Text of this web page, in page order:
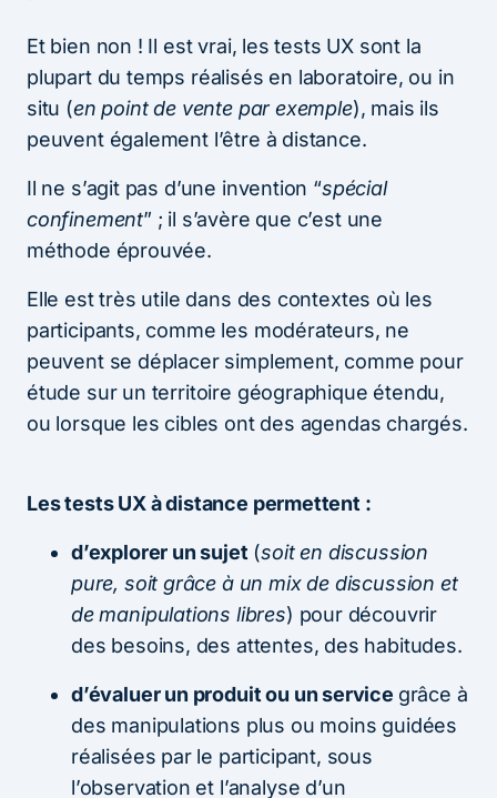
Et bien non ! Il est vrai, les tests UX sont la
plupart du temps réalisés en laboratoire, ou in
situ (en point de vente par exemple), mais ils
peuvent également l’être à distance.
Il ne s’agit pas d’une invention “spécial
confinement” ; il s’avère que c’est une
méthode éprouvée.
Elle est très utile dans des contextes où les
participants, comme les modérateurs, ne
peuvent se déplacer simplement, comme pour
étude sur un territoire géographique étendu,
ou lorsque les cibles ont des agendas chargés.
Les tests UX à distance permettent :
d’explorer un sujet (soit en discussion
pure, soit grâce à un mix de discussion et
de manipulations libres) pour découvrir
des besoins, des attentes, des habitudes.
d’évaluer un produit ou un service grâce à
des manipulations plus ou moins guidées
réalisées par le participant, sous
l’observation et l’analyse d’un